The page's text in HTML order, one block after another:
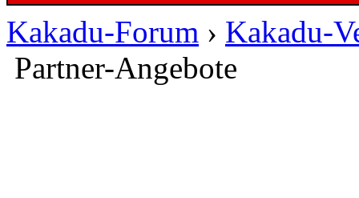
Kakadu-Forum › Kakadu-
Partner-Angebote